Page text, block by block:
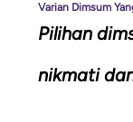
Varian Dimsum
Pilihan
nikmati